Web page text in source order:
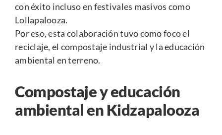
con éxito incluso en festivales masivos como
Lollapalooza.
Por eso, esta colaboración tuvo como foco el
reciclaje, el compostaje industrial y la educación
ambiental en terreno.
Compostaje y educación
ambiental en Kidzapalooza